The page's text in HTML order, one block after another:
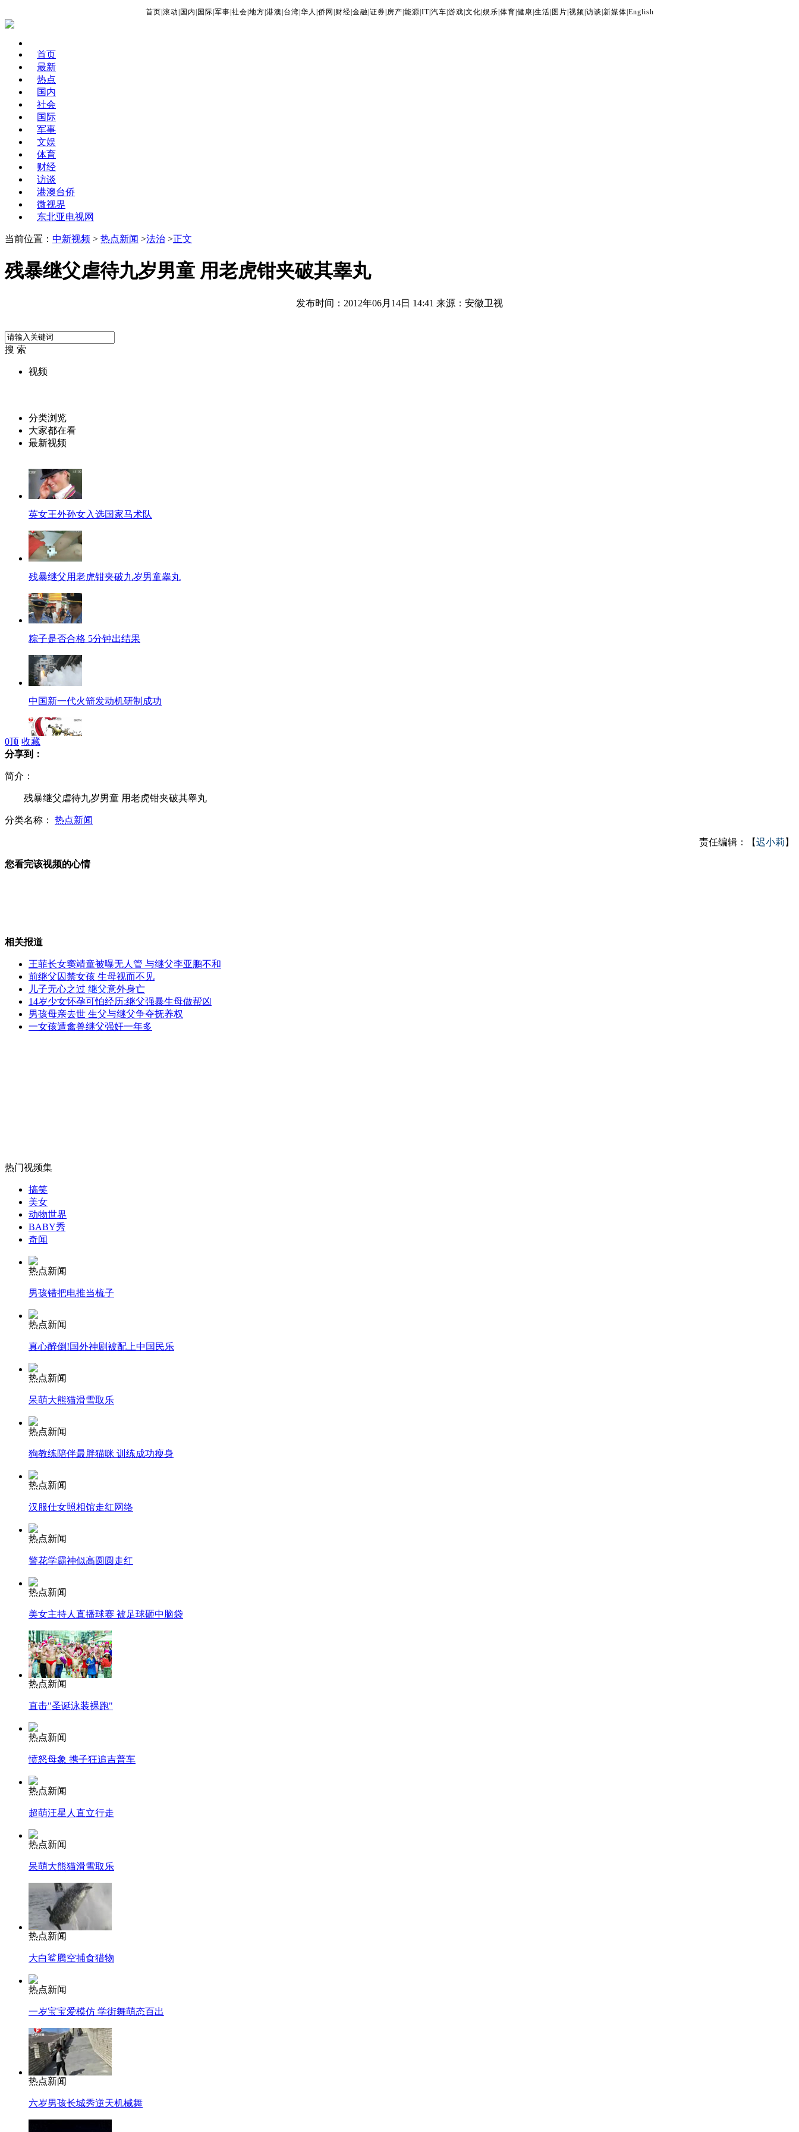
首页 滚动 国内 国际 军事 社会 地方 港澳 台湾 华人 侨网 财经 金融 证券 房产 能源 IT| 汽车 游戏 文化 娱乐 体育 健康 生活 图片 视频 访谈 新媒体 English
首页
最新
热点
国内
社会
国际
军事
文娱
体育
财经
访谈
港澳台侨
微视界
东北亚电视网
当前位置： 中新视频 > 热点新闻 >法治 >正文
残暴继父虐待九岁男童 用老虎钳夹破其睾丸
发布时间：2012年06月14日 14:41 来源：安徽卫视
搜 索
视频
分类浏览
大家都在看
最新视频
英女王外孙女入选国家马术队
残暴继父用老虎钳夹破九岁男童睾丸
粽子是否合格 5分钟出结果
中国新一代火箭发动机研制成功
韩国：鲨鱼接连出没东海岸
“摸来”三条鱼价值7万 吓傻小偷
中年焕发“第二春”的明星
无痛分娩是否安全 医生回应
外交部：反对强权政治霸凌主义
外交部：有关国家言论片面不公正
安徽一实载49人客车翻车
走！跟着总书记去植树
消防员救轻生者
纽约上演“枕头大战”
司机酒驾遇交警 急速倒车逃窜
0顶 收藏
分享到：
简介：
残暴继父虐待九岁男童 用老虎钳夹破其睾丸
分类名称： 热点新闻
责任编辑：【迟小莉 】
您看完该视频的心情
相关报道
王菲长女窦靖童被曝无人管 与继父李亚鹏不和
前继父囚禁女孩 生母视而不见
儿子无心之过 继父意外身亡
14岁少女怀孕可怕经历:继父强暴生母做帮凶
男孩母亲去世 生父与继父争夺抚养权
一女孩遭禽兽继父强奸一年多
热门视频集
搞笑
美女
动物世界
BABY秀
奇闻
热点新闻
男孩错把电推当梳子
热点新闻
真心醉倒!国外神剧被配上中国民乐
热点新闻
呆萌大熊猫滑雪取乐
热点新闻
狗教练陪伴最胖猫咪 训练成功瘦身
热点新闻
汉服仕女照相馆走红网络
热点新闻
警花学霸神似高圆圆走红
热点新闻
美女主持人直播球赛 被足球砸中脑袋
热点新闻
直击"圣诞泳装裸跑"
热点新闻
愤怒母象 携子狂追吉普车
热点新闻
超萌汪星人直立行走
热点新闻
呆萌大熊猫滑雪取乐
热点新闻
大白鲨腾空捕食猎物
热点新闻
一岁宝宝爱模仿 学街舞萌态百出
热点新闻
六岁男孩长城秀逆天机械舞